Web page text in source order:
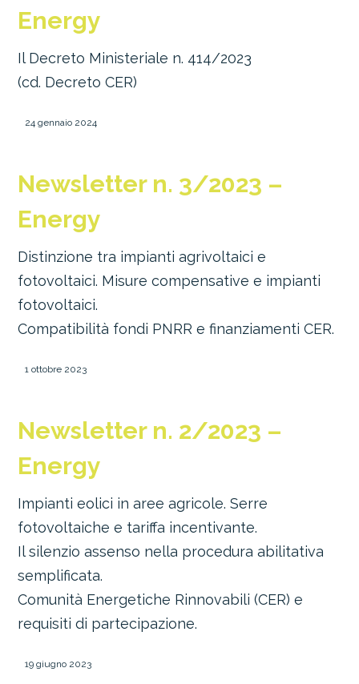
Energy
Il Decreto Ministeriale n. 414/2023
(cd. Decreto CER)
24 gennaio 2024
Newsletter n. 3/2023 –
Energy
Distinzione tra impianti agrivoltaici e
fotovoltaici. Misure compensative e impianti
fotovoltaici.
Compatibilità fondi PNRR e finanziamenti CER.
1 ottobre 2023
Newsletter n. 2/2023 –
Energy
Impianti eolici in aree agricole. Serre
fotovoltaiche e tariffa incentivante.
Il silenzio assenso nella procedura abilitativa
semplificata.
Comunità Energetiche Rinnovabili (CER) e
requisiti di partecipazione.
19 giugno 2023